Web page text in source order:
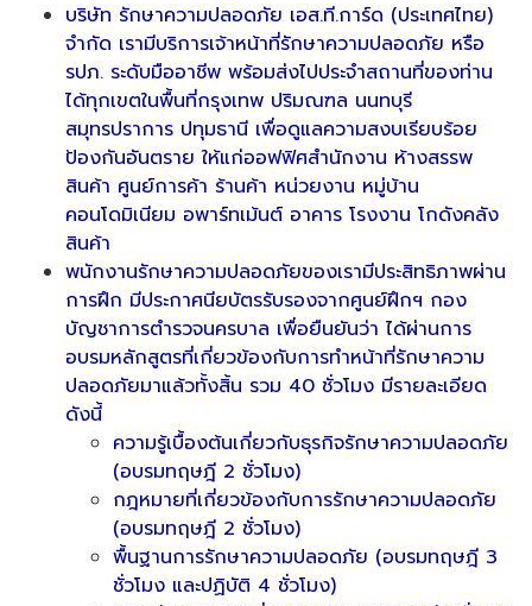
บริษัท รักษาความปลอดภัย เอส.ที.การ์ด (ประเทศไทย)
จำกัด เรามีบริการเจ้าหน้าที่รักษาความปลอดภัย หรือ
รปภ. ระดับมืออาชีพ พร้อมส่งไปประจำสถานที่ของท่าน
ได้ทุกเขตในพื้นที่กรุงเทพ ปริมณฑล นนทบุรี
สมุทรปราการ ปทุมธานี เพื่อดูแลความสงบเรียบร้อย
ป้องกันอันตราย ให้แก่ออฟฟิศสำนักงาน ห้างสรรพ
สินค้า ศูนย์การค้า ร้านค้า หน่วยงาน หมู่บ้าน
คอนโดมิเนียม อพาร์ทเม้นต์ อาคาร โรงงาน โกดังคลัง
สินค้า
พนักงานรักษาความปลอดภัยของเรามีประสิทธิภาพผ่าน
การฝึก มีประกาศนียบัตรรับรองจากศูนย์ฝึกฯ กอง
บัญชาการตำรวจนครบาล เพื่อยืนยันว่า ได้ผ่านการ
อบรมหลักสูตรที่เกี่ยวข้องกับการทำหน้าที่รักษาความ
ปลอดภัยมาแล้วทั้งสิ้น รวม 40 ชั่วโมง มีรายละเอียด
ดังนี้
ความรู้เบื้องต้นเกี่ยวกับธุรกิจรักษาความปลอดภัย
(อบรมทฤษฎี 2 ชั่วโมง)
กฎหมายที่เกี่ยวข้องกับการรักษาความปลอดภัย
(อบรมทฤษฎี 2 ชั่วโมง)
พื้นฐานการรักษาความปลอดภัย (อบรมทฤษฎี 3
ชั่วโมง และปฏิบัติ 4 ชั่วโมง)